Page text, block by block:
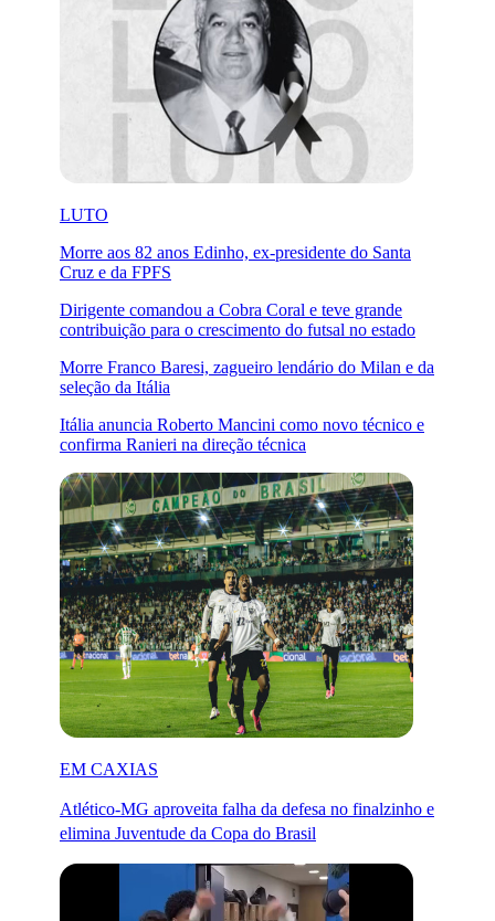
LUTO
Morre aos 82 anos Edinho, ex-presidente do Santa
Cruz e da FPFS
Dirigente comandou a Cobra Coral e teve grande
contribuição para o crescimento do futsal no estado
Morre Franco Baresi, zagueiro lendário do Milan e da
seleção da Itália
Itália anuncia Roberto Mancini como novo técnico e
confirma Ranieri na direção técnica
EM CAXIAS
Atlético-MG aproveita falha da defesa no finalzinho e
elimina Juventude da Copa do Brasil